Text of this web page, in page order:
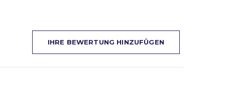
IHRE BEWERTUNG HINZUFÜGEN